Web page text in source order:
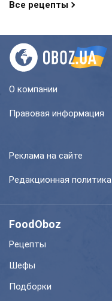
Все рецепты
О компании
Правовая информация
Реклама на сайте
Редакционная политика
FoodOboz
Рецепты
Шефы
Подборки